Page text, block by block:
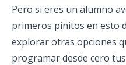
Pero si eres un alumno
primeros pinitos en esto
explorar otras opciones
programar desde cero